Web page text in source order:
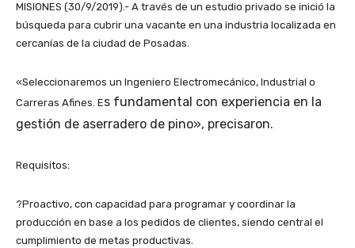
MISIONES (30/9/2019).- A través de un estudio privado se inició la
búsqueda para cubrir una vacante en una industria localizada en
cercanías de la ciudad de Posadas.
«Seleccionaremos un Ingeniero Electromecánico, Industrial o
Carreras Afines. Es fundamental con experiencia en la
gestión de aserradero de pino», precisaron.
Requisitos:
?Proactivo, con capacidad para programar y coordinar la
producción en base a los pedidos de clientes, siendo central el
cumplimiento de metas productivas.